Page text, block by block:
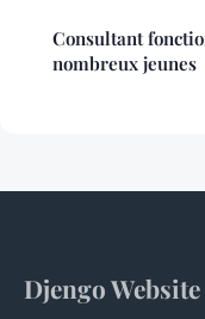
Consultant
nombreux jeunes
Djengo Website